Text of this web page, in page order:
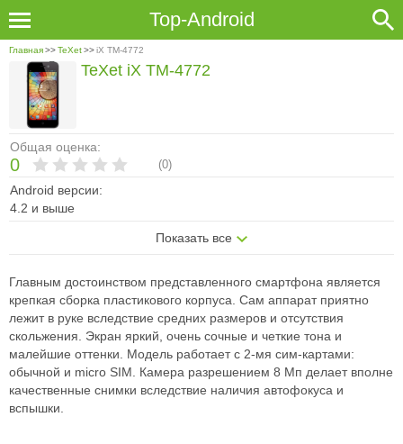
Top-Android
Главная>>TeXet>>iX TM-4772
Общая оценка:
0 (0)
Android версии:
4.2 и выше
Показать все
TeXet iX TM-4772
Главным достоинством представленного смартфона является
крепкая сборка пластикового корпуса. Сам аппарат приятно
лежит в руке вследствие средних размеров и отсутствия
скольжения. Экран яркий, очень сочные и четкие тона и
малейшие оттенки. Модель работает с 2-мя сим-картами:
обычной и micro SIM. Камера разрешением 8 Мп делает вполне
качественные снимки вследствие наличия автофокуса и
вспышки.